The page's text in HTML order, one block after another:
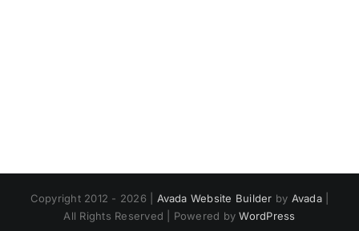
Copyright 2012 - 2026 | Avada Website Builder by Avada|
All Rights Reserved | Powered byWordPress